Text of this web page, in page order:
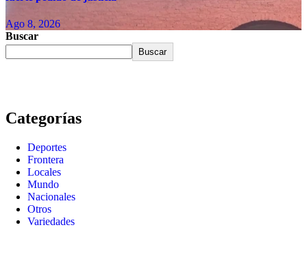
Ago 8, 2026
Buscar
Buscar
Categorías
Deportes
Frontera
Locales
Mundo
Nacionales
Otros
Variedades